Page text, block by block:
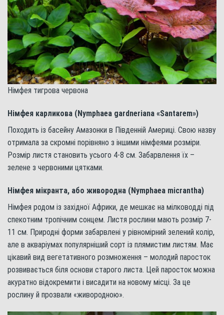
Німфея тигрова червона
Німфея карликова (Nymphaea gardneriana «Santarem»)
Походить із басейну Амазонки в Південній Америці. Свою назву
отримала за скромні порівняно з іншими німфеями розміри.
Розмір листя становить усього 4-8 см. Забарвлення їх –
зелене з червоними цятками.
Німфея мікранта, або живородна (Nymphaea micrantha)
Німфея родом із західної Африки, де мешкає на мілководді під
спекотним тропічним сонцем. Листя рослини мають розмір 7-
11 см. Природні форми забарвлені у рівномірний зелений колір,
але в акваріумах популярніший сорт із плямистим листям. Має
цікавий вид вегетативного розмноження – молодий паросток
розвивається біля основи старого листа. Цей паросток можна
акуратно відокремити і висадити на новому місці. За це
рослину й прозвали «живородною».